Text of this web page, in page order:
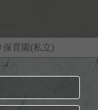
保育園(私立)